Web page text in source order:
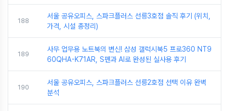
188
서울 공유오피스, 스파크플러스 선릉3호점 솔직 후기 (위치,
가격, 시설 총정리)
189
사무 업무용 노트북의 변신! 삼성 갤럭시북5 프로360 NT9
60QHA-K71AR, S펜과 AI로 완성된 실사용 후기
190
서울 공유오피스, 스파크플러스 선릉2호점 선택 이유 완벽
분석